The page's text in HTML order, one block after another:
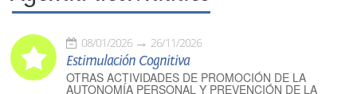
08/01/2026 26/11/2026
Estimulación Cognitiva
OTRAS ACTIVIDADES DE PROMOCIÓN DE LA
AUTONOMÍA PERSONAL Y PREVENCIÓN DE LA